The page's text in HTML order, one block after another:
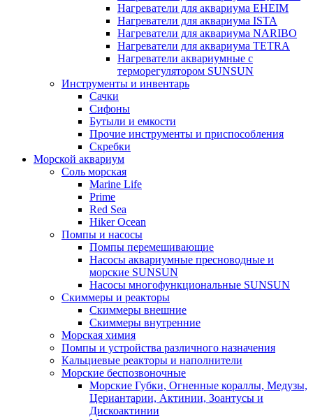
Нагреватели для аквариума EHEIM
Нагреватели для аквариума ISTA
Нагреватели для аквариума NARIBO
Нагреватели для аквариума TETRA
Нагреватели аквариумные с
терморегулятором SUNSUN
Инструменты и инвентарь
Сачки
Сифоны
Бутыли и емкости
Прочие инструменты и приспособления
Скребки
Морской аквариум
Соль морская
Marine Life
Prime
Red Sea
Hiker Ocean
Помпы и насосы
Помпы перемешивающие
Насосы аквариумные пресноводные и
морские SUNSUN
Насосы многофункциональные SUNSUN
Скиммеры и реакторы
Скиммеры внешние
Скиммеры внутренние
Морская химия
Помпы и устройства различного назначения
Кальциевые реакторы и наполнители
Морские беспозвоночные
Морские Губки, Огненные кораллы, Медузы,
Цериантарии, Актинии, Зоантусы и
Дискоактинии